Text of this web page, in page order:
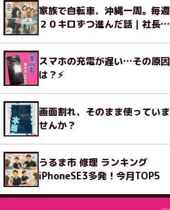
家族で自転車、沖縄一周。毎週
２０キロずつ進んだ話｜社長ブ
スマホの充電が遅い…その原因
は？⚡
画面割れ、そのまま使っていま
せんか？
うるま市 修理 ランキング
iPhoneSE3多発！今月TOP5